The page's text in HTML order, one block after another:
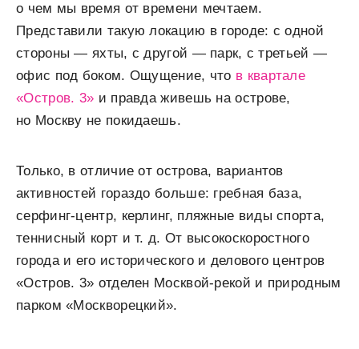
о чем мы время от времени мечтаем.
Представили такую локацию в городе: с одной
стороны — яхты, с другой — парк, с третьей —
офис под боком. Ощущение, что в квартале
«Остров. 3» и правда живешь на острове,
но Москву не покидаешь.
Только, в отличие от острова, вариантов
активностей гораздо больше: гребная база,
серфинг-центр, керлинг, пляжные виды спорта,
теннисный корт и т. д. От высокоскоростного
города и его исторического и делового центров
«Остров. 3» отделен Москвой-рекой и природным
парком «Москворецкий».